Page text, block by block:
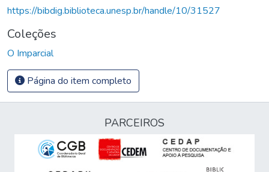
https://bibdig.biblioteca.unesp.br/handle/10/31527
Coleções
O Imparcial
Página do item completo
PARCEIROS